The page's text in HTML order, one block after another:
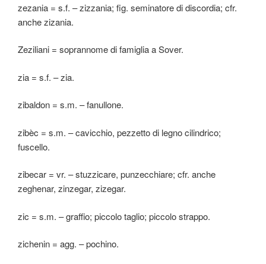
zezania = s.f. – zizzania; fig. seminatore di discordia; cfr.
anche zizania.
Zeziliani = soprannome di famiglia a Sover.
zia = s.f. – zia.
zibaldon = s.m. – fanullone.
zibèc = s.m. – cavicchio, pezzetto di legno cilindrico;
fuscello.
zibecar = vr. – stuzzicare, punzecchiare; cfr. anche
zeghenar, zinzegar, zizegar.
zic = s.m. – graffio; piccolo taglio; piccolo strappo.
zichenin = agg. – pochino.